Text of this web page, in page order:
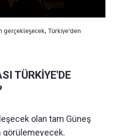
gerçekleşecek, Türkiye'den
TÜRKİYE'DE
olan tam Güneş
görülemeyecek.